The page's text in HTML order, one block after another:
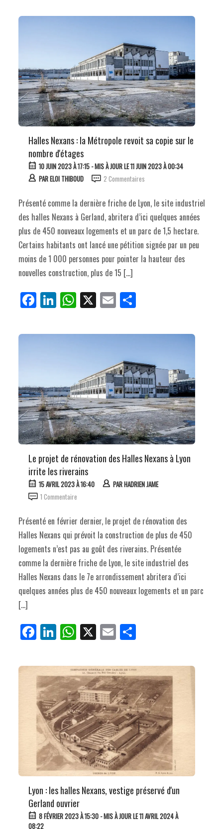
bo ed ts
Ap
ail ag
Halles Nexans : la Métropole revoit sa copie sur le
nombre d'étages
10 JUIN 2023 À 17:15- MIS À JOUR LE 11 JUIN 2023 À 00:34
PARELOI THIBOUD 2 Commentaires
Présenté comme la dernière friche de Lyon, le site industriel
des halles Nexans à Gerland, abritera d’ici quelques années
plus de 450 nouveaux logements et un parc de 1,5 hectare.
Certains habitants ont lancé une pétition signée par un peu
moins de 1 000 personnes pour pointer la hauteur des
nouvelles construction, plus de 15 […]
Fa
ce
bo
Li
nk
ed
W
ha
ts
Ap
X E
m
ail
Pa
ag
Le projet de rénovation des Halles Nexans à Lyon
irrite les riverains
15 AVRIL 2023 À 16:40 PARHADRIEN JAME
1 Commentaire
Présenté en février dernier, le projet de rénovation des
Halles Nexans qui prévoit la construction de plus de 450
logements n’est pas au goût des riverains. Présentée
comme la dernière friche de Lyon, le site industriel des
Halles Nexans dans le 7e arrondissement abritera d’ici
quelques années plus de 450 nouveaux logements et un parc
[…]
Fa
ce
bo
ok
Li
nk
ed
In
W
ha
ts
Ap
p
X E
m
ail
Pa
ag
er
Lyon : les halles Nexans, vestige préservé d'un
Gerland ouvrier
8 FÉVRIER 2023 À 15:30- MIS À JOUR LE 11 AVRIL 2024 À
08:22